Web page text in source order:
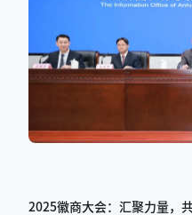
2025徽商大会：汇聚力量，